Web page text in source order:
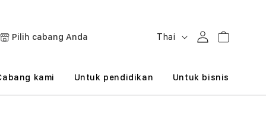
Pilih cabang Anda
B
h
Thai MasukKeranjang
kami Untuk pendidikan Untuk bisnis